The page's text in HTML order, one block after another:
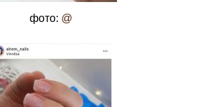
фото: @